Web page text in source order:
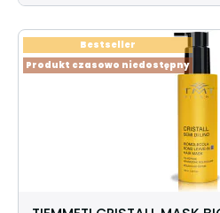
Produkt czasowo niedostępny
Bestseller